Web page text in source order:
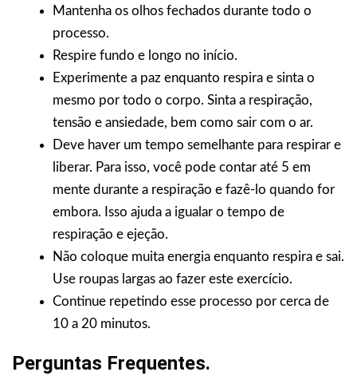
Mantenha os olhos fechados durante todo o
processo.
Respire fundo e longo no início.
Experimente a paz enquanto respira e sinta o
mesmo por todo o corpo. Sinta a respiração,
tensão e ansiedade, bem como sair com o ar.
Deve haver um tempo semelhante para respirar e
liberar. Para isso, você pode contar até 5 em
mente durante a respiração e fazê-lo quando for
embora. Isso ajuda a igualar o tempo de
respiração e ejeção.
Não coloque muita energia enquanto respira e sai.
Use roupas largas ao fazer este exercício.
Continue repetindo esse processo por cerca de
10 a 20 minutos.
Perguntas Frequentes.